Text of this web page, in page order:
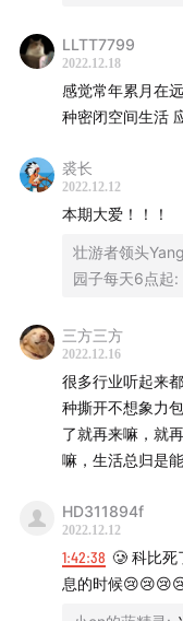
LLTT7799
2022.12.18
感觉常年累月在
种密闭空间生活
裘长
2022.12.12
本期大爱！！！
壮游者领头Yang
园子每天6点起:
三方三方
2022.12.16
很多行业听起来
种撕开不想象力
了就再来嘛，就
嘛，生活总归是
HD311894f
2022.12.12
1:42:38 🥲 科比死
息的时候